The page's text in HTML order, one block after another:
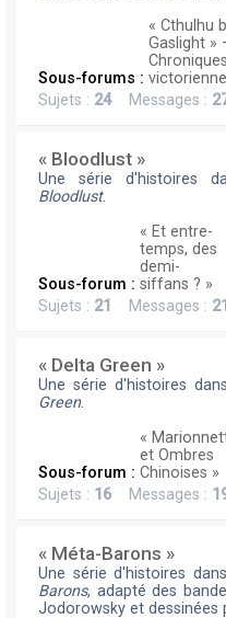
Sous-forums :
« Cthulhu
Gaslight »
Chroniques
Sujets : 24Messages :
« Bloodlust »
Une série d'histoires
Bloodlust.
Sous-forum :
« Et entre-
temps, des
demi-
siffans ? »
Sujets : 21 Messages :
« Delta Green »
Une série d'histoires
Green.
Sous-forum :
«
et Ombres
Chinoises »
Sujets : 16 Messages :
« Méta-Barons »
Une série d'histoires
Barons, adapté des
Jodorowsky et dessinées